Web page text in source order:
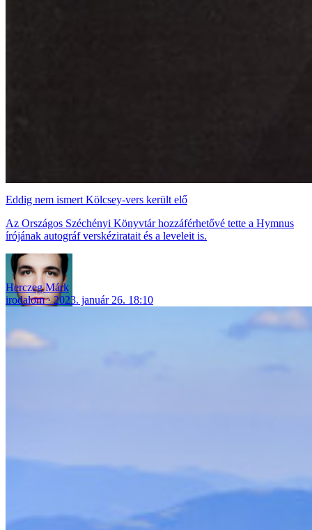
Eddig nem ismert Kölcsey-vers került elő
Az Országos Széchényi Könyvtár hozzáférhetővé tette a Hymnus
írójának autográf verskéziratait és a leveleit is.
Herczeg Márk
irodalom
2023. január 26. 18:10